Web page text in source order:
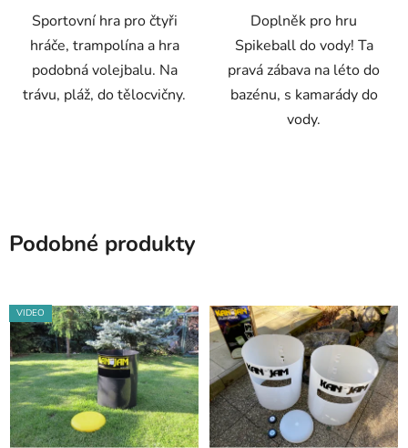
hvězdiček.
Sportovní hra pro čtyři
hráče, trampolína a hra
podobná volejbalu. Na
trávu, pláž, do tělocvičny.
Doplněk pro hru
Spikeball do vody! Ta
pravá zábava na léto do
bazénu, s kamarády do
vody.
Podobné produkty
VIDEO